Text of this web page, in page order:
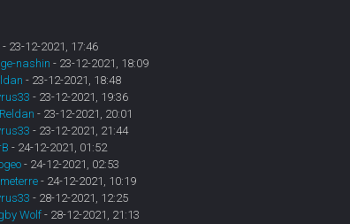
- 23-12-2021, 17:46
nashin - 23-12-2021, 18:09
- 23-12-2021, 18:48
- 23-12-2021, 19:36
Reldan - 23-12-2021, 20:01
- 23-12-2021, 21:44
- 24-12-2021, 01:52
- 24-12-2021, 02:53
- 24-12-2021, 10:19
- 28-12-2021, 12:25
Wolf- 28-12-2021, 21:13